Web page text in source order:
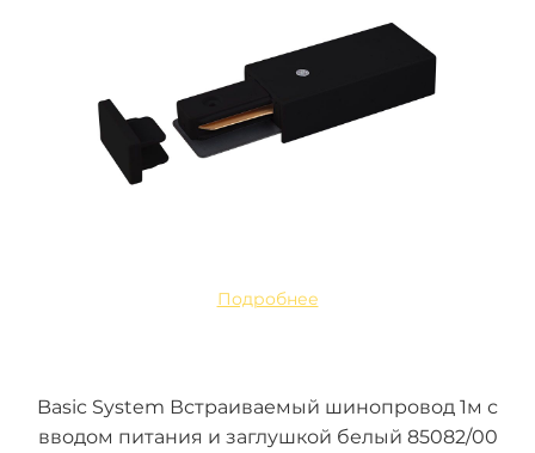
Подробнее
Basic System Встраиваемый шинопровод 1м с
вводом питания и заглушкой белый 85082/00